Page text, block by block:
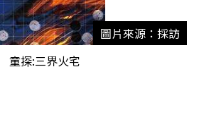
圖片來源：採訪
童探:三界火宅